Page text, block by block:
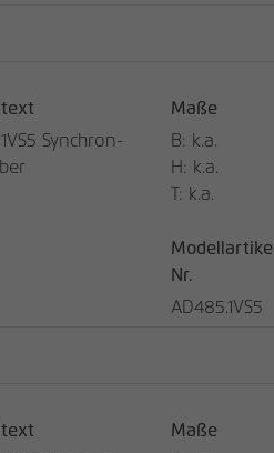
Synchron-
Maße
B: k.a.
H: k.a.
T: k.a.
Modellartikel
Nr.
AD485.1VS5
Maße